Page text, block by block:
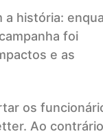
a história:
foi
e as
os
Ao